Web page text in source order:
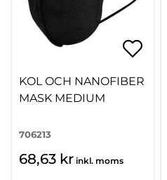
KOL OCH NANOFIBER
MASK MEDIUM
706213
68,63 kr inkl. moms